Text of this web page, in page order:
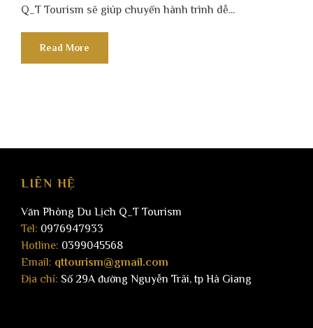
Q_T Tourism sẽ giúp chuyến hành trình dễ...
Read More
LIÊN HỆ
Văn Phòng Du Lịch Q_T Tourism
Tel: 0976947933
Hotline: 0399045568
Email: qttourism@gmail.com
Địa chỉ: Số 29A đường Nguyễn Trãi, tp Hà Giang